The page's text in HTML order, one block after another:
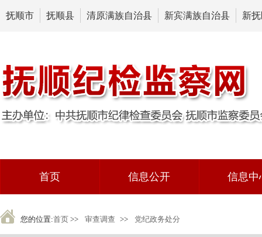
抚顺市 抚顺县 清原满族自治县 新宾满族自治县 新
首页 信息公开 信息中
您的位置:首页 >> 审查调查 >> 党纪政务处分